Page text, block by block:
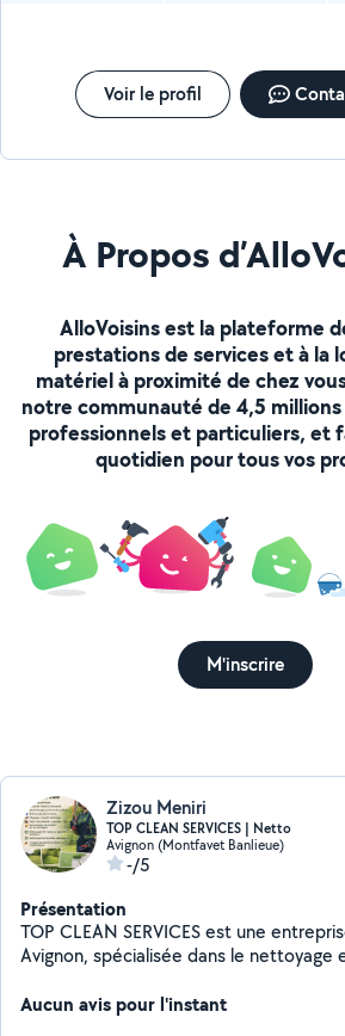
Voir le profil
À Propos
AlloVoisins est la plateforme
prestations de services et à la
matériel à proximité de chez
notre communauté de 4,5
professionnels et particuliers, et
quotidien pour tous vos
M'inscrire
Zizou Meniri
TOP CLEAN SERVICES | Netto
Avignon (Montfavet Banlieue)
-/5
Présentation
TOP CLEAN SERVICES est une
Avignon, spécialisée dans le nettoyage
et appartements Nettoyage fin de chantier Entretien
Aucun avis pour l'instant